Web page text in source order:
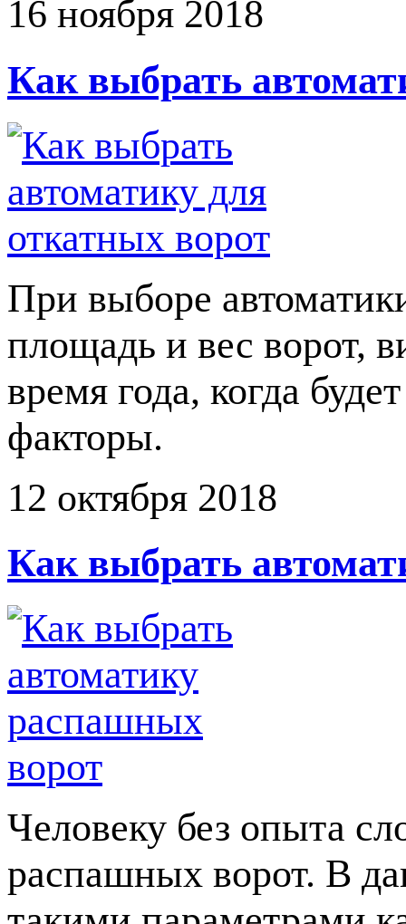
16 ноября 2018
Как выбрать
При выборе
площадь и вес ворот,
время года, когда
факторы.
12 октября 2018
Как выбрать
Человеку без опыта
распашных ворот. В